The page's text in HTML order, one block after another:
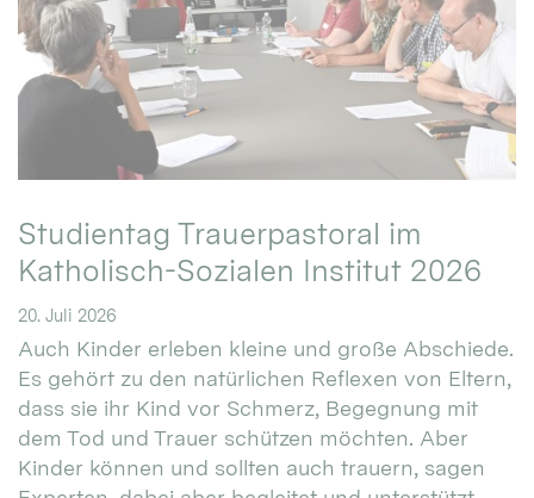
Studientag Trauerpastoral im
Katholisch-Sozialen Institut 2026
20. Juli 2026
Auch Kinder erleben kleine und große Abschiede.
Es gehört zu den natürlichen Reflexen von Eltern,
dass sie ihr Kind vor Schmerz, Begegnung mit
dem Tod und Trauer schützen möchten. Aber
Kinder können und sollten auch trauern, sagen